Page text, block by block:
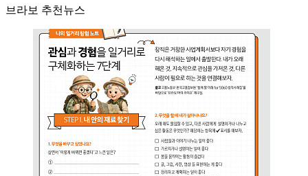
브라보 추천뉴스